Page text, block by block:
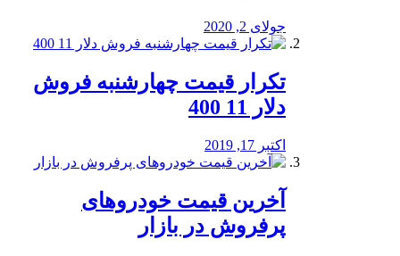
جولای 2, 2020
تکرار قیمت چهارشنبه فروش
دلار 11 400
اکتبر 17, 2019
آخرین قیمت خودرو‌های
پرفروش در بازار